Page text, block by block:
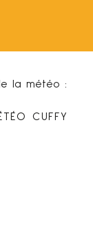
la météo :
CUFFY